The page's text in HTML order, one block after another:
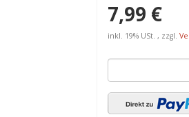
7,99 €
inkl. 19% USt. , zzgl.